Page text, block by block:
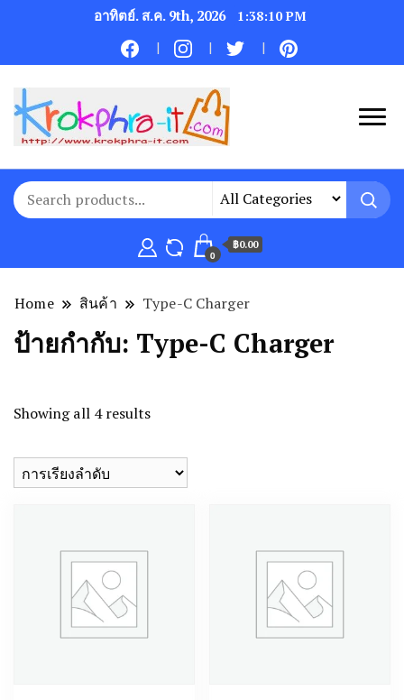
อาทิตย์. ส.ค. 9th, 2026 1:38:10 PM
0
฿0.00
Home สินค้า Type-C Charger
ป้ายกำกับ: Type-C Charger
Showing all 4 results